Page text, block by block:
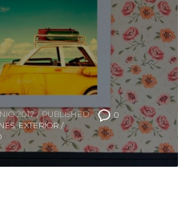
0
2017 / PUBLISHED
,EXTERIOR /